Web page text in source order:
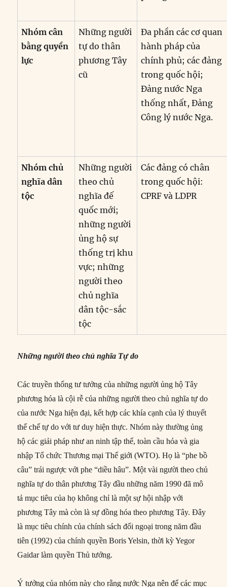
Nhóm cân
bằng quyền
lực
Những người
tự do thân
phương Tây
cũ
Đa phần các cơ quan
hành pháp của
chính phủ; các đảng
trong quốc hội;
Đảng nước Nga
thống nhất, Đảng
Công lý nước Nga.
Nhóm chủ
nghĩa dân
tộc
Những người
theo chủ
nghĩa đế
quốc mới;
những người
ủng hộ sự
thống trị khu
vực; những
người theo
chủ nghĩa
dân tộc-sắc
tộc
Các đảng có chân
trong quốc hội:
CPRF và LDPR
Những người theo chủ nghĩa Tự do
Các truyền thống tư tưởng của những người ủng hộ Tây
phương hóa là cội rễ của những người theo chủ nghĩa tự do
của nước Nga hiện đại, kết hợp các khía cạnh của lý thuyết
thể chế tự do với tư duy hiện thực. Nhóm này thường ủng
hộ các giải pháp như an ninh tập thể, toàn cầu hóa và gia
nhập Tổ chức Thương mại Thế giới (WTO). Họ là “phe bồ
câu” trái ngược với phe “diều hâu”. Một vài người theo chủ
nghĩa tự do thân phương Tây đầu những năm 1990 đã mô
tả mục tiêu của họ không chỉ là một sự hội nhập với
phương Tây mà còn là sự đồng hóa theo phương Tây. Đây
là mục tiêu chính của chính sách đối ngoại trong năm đầu
tiên (1992) của chính quyền Boris Yelsin, thời kỳ Yegor
Gaidar làm quyền Thủ tướng.
Ý tưởng của nhóm này cho rằng nước Nga nên để các mục